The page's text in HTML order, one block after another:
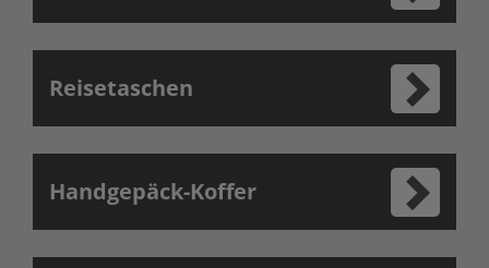
Reisetaschen
Handgepäck-Koffer